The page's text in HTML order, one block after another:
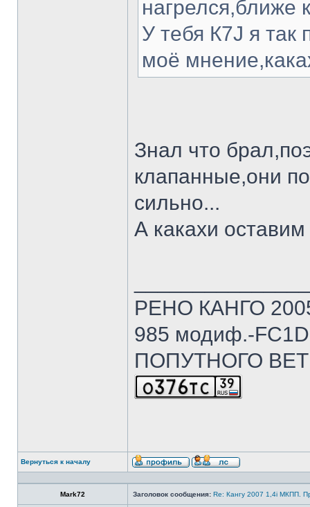
нагрелся,ближе
У тебя К7J я так
моё
Знал что
клапанные,они
сильно...
А какахи
РЕНО КАНГО
985 модиф.-
ПОПУТНОГО
Вернуться к началу
Mark72 Заголовок сообщения: Re: Кангу 2007 1,4i МКПП.